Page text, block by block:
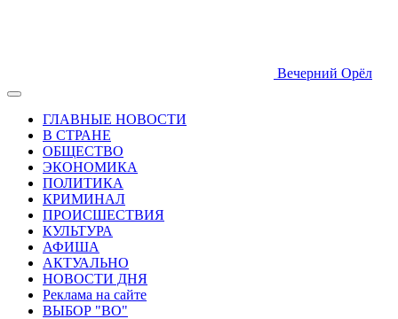
Вечерний Орёл
ГЛАВНЫЕ НОВОСТИ
В СТРАНЕ
ОБЩЕСТВО
ЭКОНОМИКА
ПОЛИТИКА
КРИМИНАЛ
ПРОИСШЕСТВИЯ
КУЛЬТУРА
АФИША
АКТУАЛЬНО
НОВОСТИ ДНЯ
Реклама на сайте
ВЫБОР "ВО"